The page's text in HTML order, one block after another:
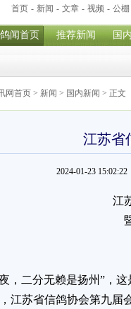
首页 - 新闻 - 文章 - 视频 - 公棚
鸽闻首页 推荐新闻 国
网首页 > 新闻 > 国内新闻 > 正文
江苏省
2024-01-23 15:02:22
江
，二分无赖是扬州”，这
江苏省信鸽协会第九届